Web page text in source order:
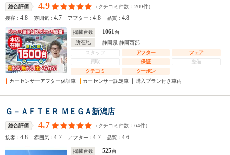
総合評価 4.9 （クチコミ件数： 209件）
接客：4.8 雰囲気：4.7 アフター：4.8 品質：4.8
掲載台数 1061台
所在地
静岡県 静岡西部
スタッフ
アフター
フェア
買取
保証
整備
クチコミ
クーポン
カーセンサーアフター保証車
カーセンサー認定車 購入プラン付き車両
Ｇ－ＡＦＴＥＲ ＭＥＧＡ新潟店
総合評価 4.7 （クチコミ件数： 64件）
接客：4.8 雰囲気：4.7 アフター：4.7 品質：4.6
掲載台数 525台